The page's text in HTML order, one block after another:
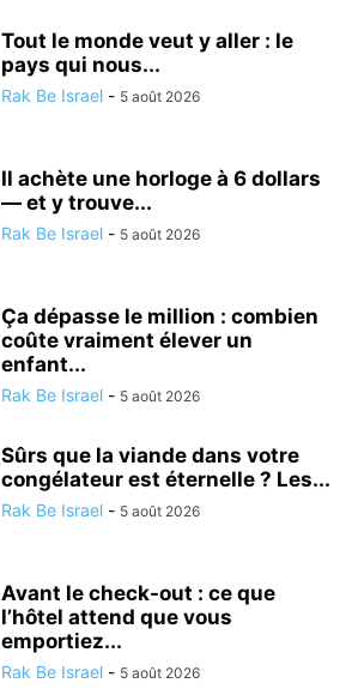
Tout le monde veut y aller : le
pays qui nous...
Rak Be Israel - 5 août 2026
Il achète une horloge à 6 dollars
— et y trouve...
Rak Be Israel - 5 août 2026
Ça dépasse le million : combien
coûte vraiment élever un
enfant...
Rak Be Israel - 5 août 2026
Sûrs que la viande dans votre
congélateur est éternelle ? Les...
Rak Be Israel - 5 août 2026
Avant le check-out : ce que
l’hôtel attend que vous
emportiez...
Rak Be Israel - 5 août 2026